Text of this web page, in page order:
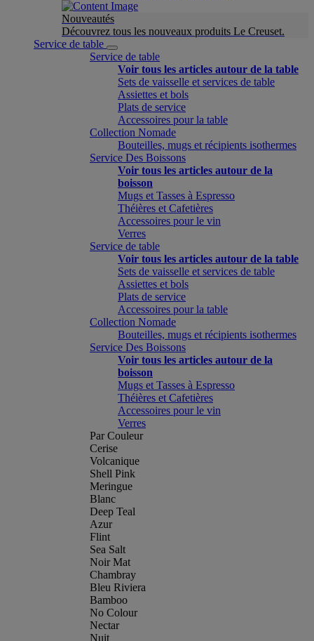
Nouveautés
Découvrez tous les nouveaux produits Le Creuset.
Service de table
Service de table
Voir tous les articles autour de la table
Sets de vaisselle et services de table
Assiettes et bols
Plats de service
Accessoires pour la table
Collection Nomade
Bouteilles, mugs et récipients isothermes
Service Des Boissons
Voir tous les articles autour de la
boisson
Mugs et Tasses à Espresso
Théières et Cafetières
Accessoires pour le vin
Verres
Service de table
Voir tous les articles autour de la table
Sets de vaisselle et services de table
Assiettes et bols
Plats de service
Accessoires pour la table
Collection Nomade
Bouteilles, mugs et récipients isothermes
Service Des Boissons
Voir tous les articles autour de la
boisson
Mugs et Tasses à Espresso
Théières et Cafetières
Accessoires pour le vin
Verres
Par Couleur
Cerise
Volcanique
Shell Pink
Meringue
Blanc
Deep Teal
Azur
Flint
Sea Salt
Noir Mat
Chambray
Bleu Riviera
Bamboo
No Colour
Nectar
Nuit